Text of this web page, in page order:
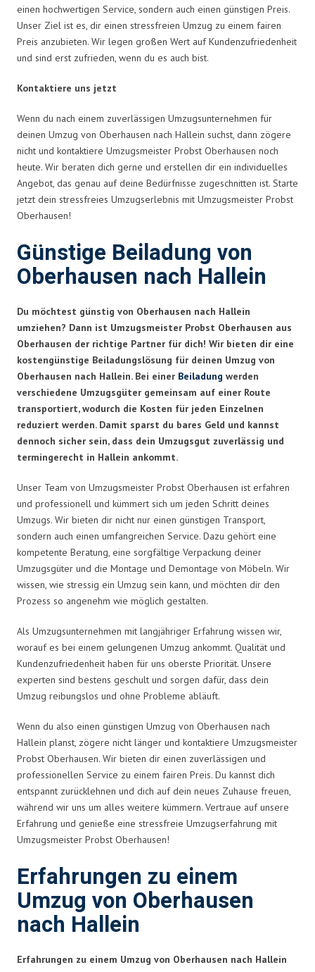
einen hochwertigen Service, sondern auch einen günstigen Preis.
Unser Ziel ist es, dir einen stressfreien Umzug zu einem fairen
Preis anzubieten. Wir legen großen Wert auf Kundenzufriedenheit
und sind erst zufrieden, wenn du es auch bist.
Kontaktiere uns jetzt
Wenn du nach einem zuverlässigen Umzugsunternehmen für
deinen Umzug von Oberhausen nach Hallein suchst, dann zögere
nicht und kontaktiere Umzugsmeister Probst Oberhausen noch
heute. Wir beraten dich gerne und erstellen dir ein individuelles
Angebot, das genau auf deine Bedürfnisse zugeschnitten ist. Starte
jetzt dein stressfreies Umzugserlebnis mit Umzugsmeister Probst
Oberhausen!
Günstige Beiladung von
Oberhausen nach Hallein
Du möchtest günstig von Oberhausen nach Hallein
umziehen? Dann ist Umzugsmeister Probst Oberhausen aus
Oberhausen der richtige Partner für dich! Wir bieten dir eine
kostengünstige Beiladungslösung für deinen Umzug von
Oberhausen nach Hallein. Bei einer Beiladung werden
verschiedene Umzugsgüter gemeinsam auf einer Route
transportiert, wodurch die Kosten für jeden Einzelnen
reduziert werden. Damit sparst du bares Geld und kannst
dennoch sicher sein, dass dein Umzugsgut zuverlässig und
termingerecht in Hallein ankommt.
Unser Team von Umzugsmeister Probst Oberhausen ist erfahren
und professionell und kümmert sich um jeden Schritt deines
Umzugs. Wir bieten dir nicht nur einen günstigen Transport,
sondern auch einen umfangreichen Service. Dazu gehört eine
kompetente Beratung, eine sorgfältige Verpackung deiner
Umzugsgüter und die Montage und Demontage von Möbeln. Wir
wissen, wie stressig ein Umzug sein kann, und möchten dir den
Prozess so angenehm wie möglich gestalten.
Als Umzugsunternehmen mit langjähriger Erfahrung wissen wir,
worauf es bei einem gelungenen Umzug ankommt. Qualität und
Kundenzufriedenheit haben für uns oberste Priorität. Unsere
experten sind bestens geschult und sorgen dafür, dass dein
Umzug reibungslos und ohne Probleme abläuft.
Wenn du also einen günstigen Umzug von Oberhausen nach
Hallein planst, zögere nicht länger und kontaktiere Umzugsmeister
Probst Oberhausen. Wir bieten dir einen zuverlässigen und
professionellen Service zu einem fairen Preis. Du kannst dich
entspannt zurücklehnen und dich auf dein neues Zuhause freuen,
während wir uns um alles weitere kümmern. Vertraue auf unsere
Erfahrung und genieße eine stressfreie Umzugserfahrung mit
Umzugsmeister Probst Oberhausen!
Erfahrungen zu einem
Umzug von Oberhausen
nach Hallein
Erfahrungen zu einem Umzug von Oberhausen nach Hallein